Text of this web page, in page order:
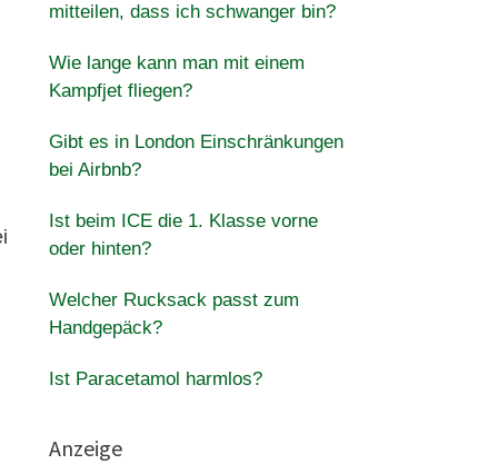
mitteilen, dass ich schwanger bin?
Wie lange kann man mit einem
Kampfjet fliegen?
Gibt es in London Einschränkungen
bei Airbnb?
Ist beim ICE die 1. Klasse vorne
oder hinten?
Welcher Rucksack passt zum
Handgepäck?
Ist Paracetamol harmlos?
Anzeige